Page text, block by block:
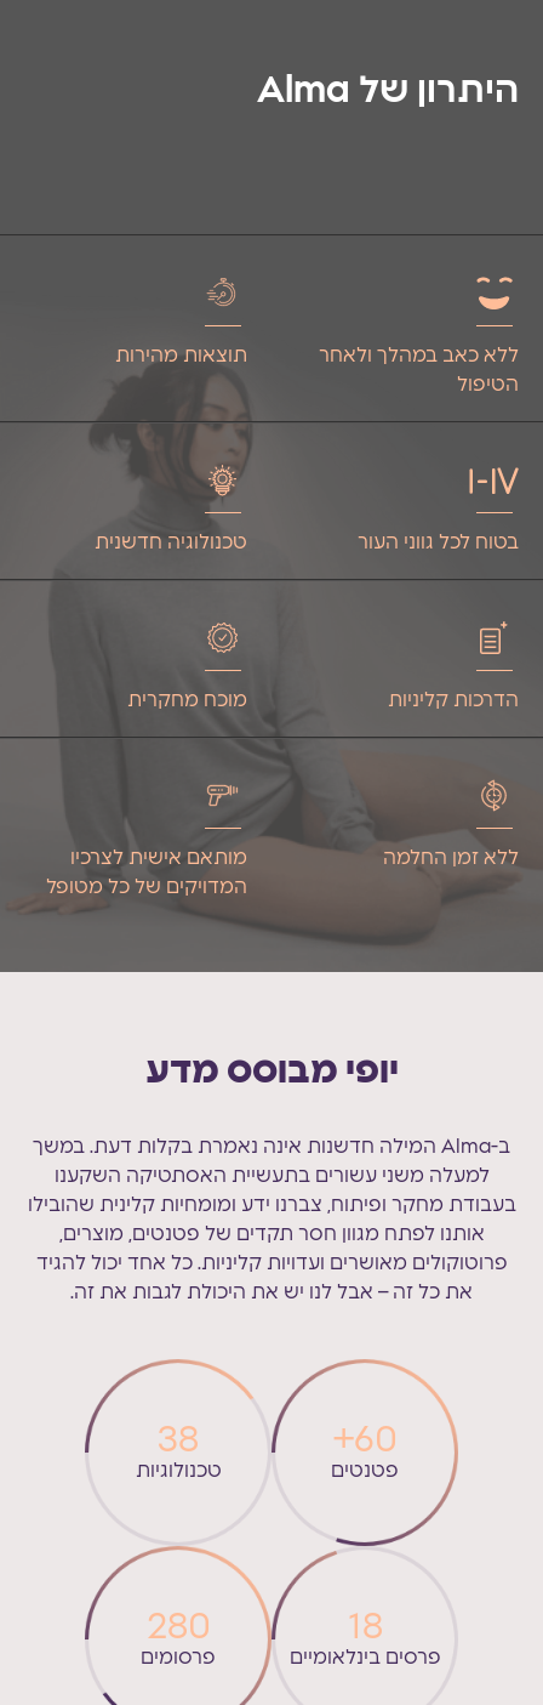
היתרון של Alma
ללא כאב במהלך ולאחר
הטיפול
תוצאות מהירות
בטוח לכל גווני העור טכנולוגיה חדשנית
הדרכות קליניות מוכח מחקרית
ללא זמן החלמה
מותאם אישית לצרכיו
המדויקים של כל מטופל
יופי מבוסס מדע
ב-Alma המילה חדשנות אינה נאמרת בקלות דעת. במשך
למעלה משני עשורים בתעשיית האסתטיקה השקענו
בעבודת מחקר ופיתוח, צברנו ידע ומומחיות קלינית שהובילו
אותנו לפתח מגוון חסר תקדים של פטנטים, מוצרים,
פרוטוקולים מאושרים ועדויות קליניות. כל אחד יכול להגיד
את כל זה – אבל לנו יש את היכולת לגבות את זה.
60
+
פטנטים
38
טכנולוגיות
18
פרסים בינלאומיים
280
פרסומים